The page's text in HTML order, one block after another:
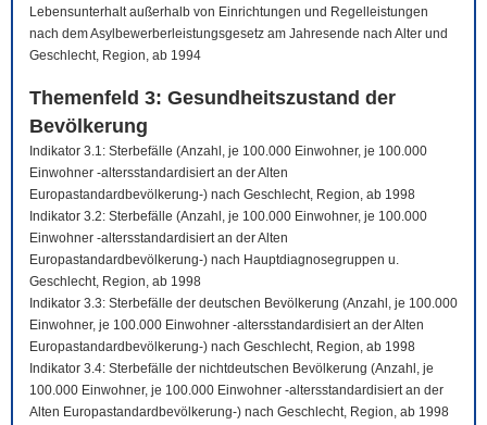
Lebensunterhalt außerhalb von Einrichtungen und Regelleistungen
nach dem Asylbewerberleistungsgesetz am Jahresende nach Alter und
Geschlecht, Region, ab 1994
Themenfeld 3: Gesundheitszustand der
Bevölkerung
Indikator 3.1: Sterbefälle (Anzahl, je 100.000 Einwohner, je 100.000
Einwohner -altersstandardisiert an der Alten
Europastandardbevölkerung-) nach Geschlecht, Region, ab 1998
Indikator 3.2: Sterbefälle (Anzahl, je 100.000 Einwohner, je 100.000
Einwohner -altersstandardisiert an der Alten
Europastandardbevölkerung-) nach Hauptdiagnosegruppen u.
Geschlecht, Region, ab 1998
Indikator 3.3: Sterbefälle der deutschen Bevölkerung (Anzahl, je 100.000
Einwohner, je 100.000 Einwohner -altersstandardisiert an der Alten
Europastandardbevölkerung-) nach Geschlecht, Region, ab 1998
Indikator 3.4: Sterbefälle der nichtdeutschen Bevölkerung (Anzahl, je
100.000 Einwohner, je 100.000 Einwohner -altersstandardisiert an der
Alten Europastandardbevölkerung-) nach Geschlecht, Region, ab 1998